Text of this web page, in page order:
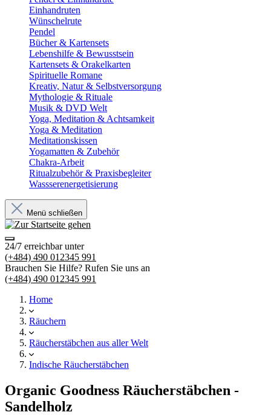
Einhandruten
Wünschelrute
Pendel
Bücher & Kartensets
Lebenshilfe & Bewusstsein
Kartensets & Orakelkarten
Spirituelle Romane
Kreativ, Natur & Selbstversorgung
Mythologie & Rituale
Musik & DVD Welt
Yoga, Meditation & Achtsamkeit
Yoga & Meditation
Meditationskissen
Yogamatten & Zubehör
Chakra-Arbeit
Ritualzubehör & Praxisbegleiter
Wassserenergetisierung
Menü schließen
24/7 erreichbar unter
(+484) 490 012345 991
Brauchen Sie Hilfe? Rufen Sie uns an
(+484) 490 012345 991
Home
Räuchern
Räucherstäbchen aus aller Welt
Indische Räucherstäbchen
Organic Goodness Räucherstäbchen -
Sandelholz